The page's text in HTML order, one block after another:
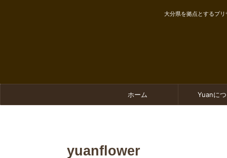
大分県を拠点とするプ
ホーム Yuanに
yuanflower